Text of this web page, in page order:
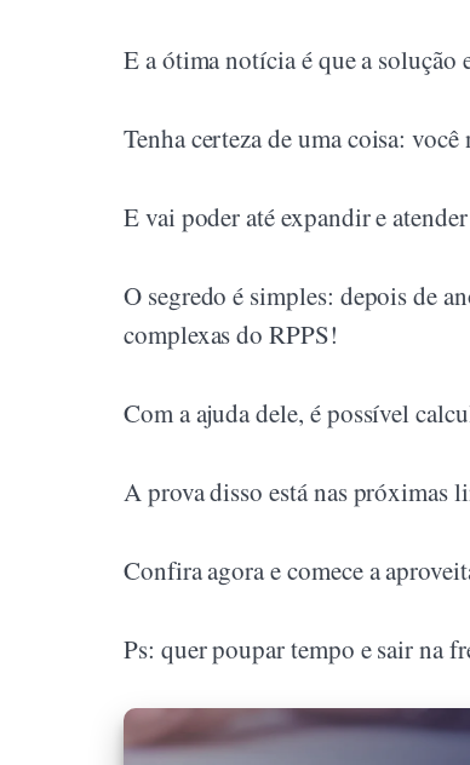
E a ótima notícia é que a solução
Tenha certeza de uma coisa:
E vai poder até expandir e
O segredo é simples: depois de
complexas do RPPS!
Com a ajuda dele, é possível
A prova disso está nas próximas
Confira agora e comece a
Ps: quer poupar tempo e sair na